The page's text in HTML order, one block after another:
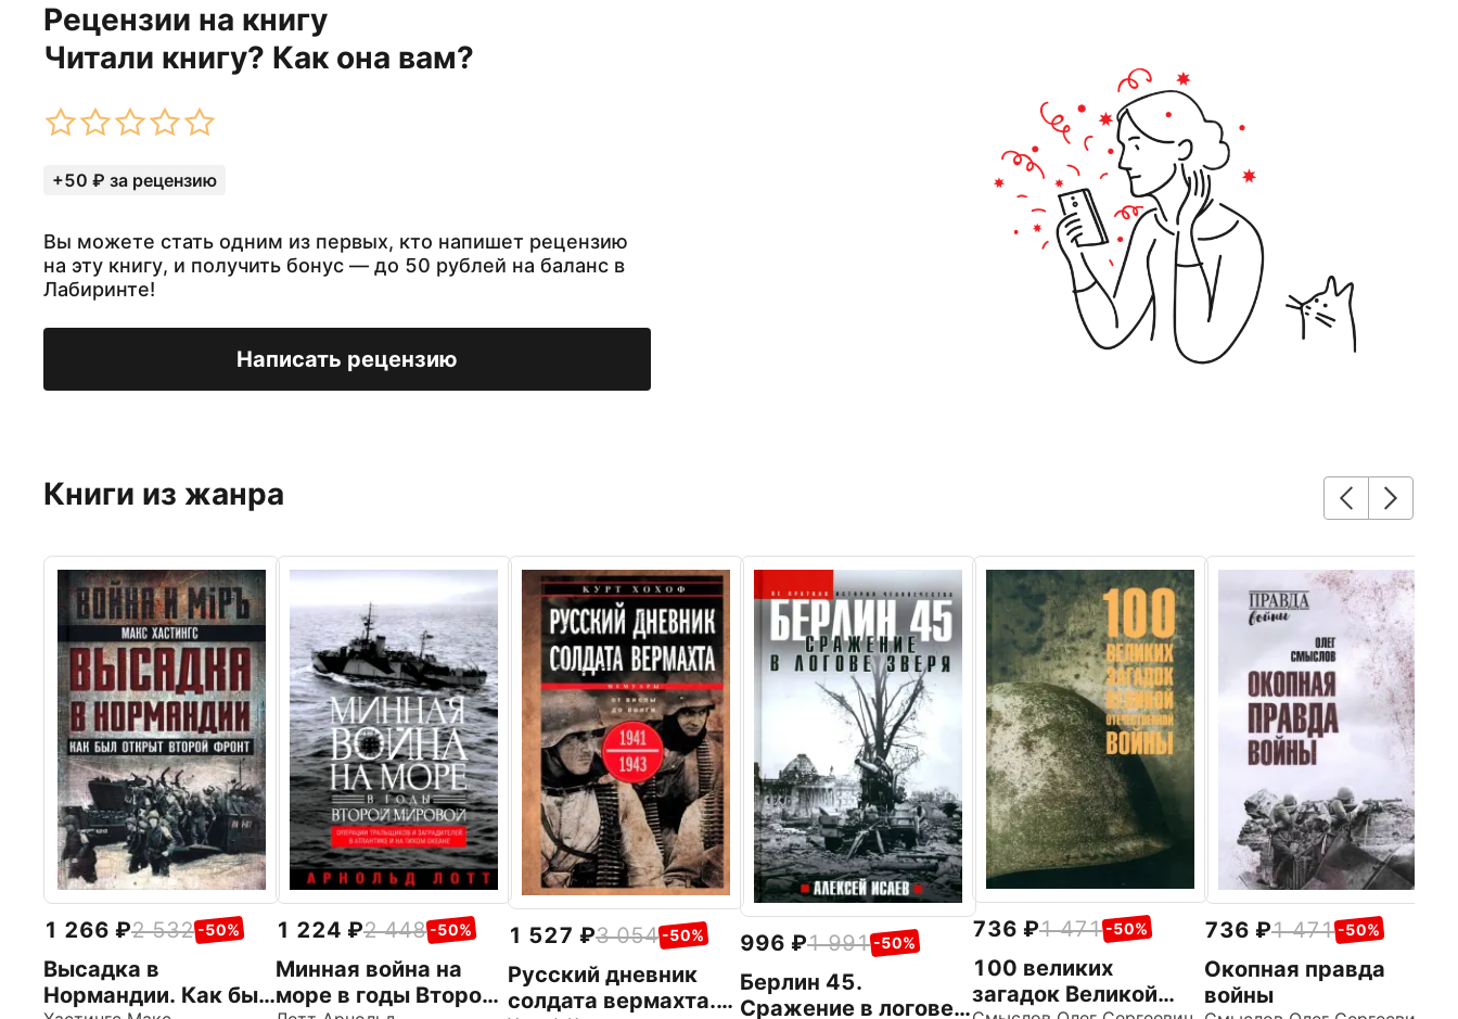
Рецензии на книгу
Читали книгу? Как она вам?
+50 ₽ за рецензию
Вы можете стать одним из первых, кто напишет рецензию
на эту книгу, и получить бонус — до 50 рублей на баланс в
Лабиринте!
Написать рецензию
Книги из жанра
1 266 2 532 -50%
Высадка в
Нормандии. Как был
1 224 2 448 -50%
Минная война на
море в годы Второй
1 527 3 054 -50%
Русский дневник
солдата вермахта.
996 1 991 -50%
Берлин 45.
Сражение в логове
736 1 471 -50%
100 великих
загадок Великой
736 1 471 -50%
Окопная правда
войны